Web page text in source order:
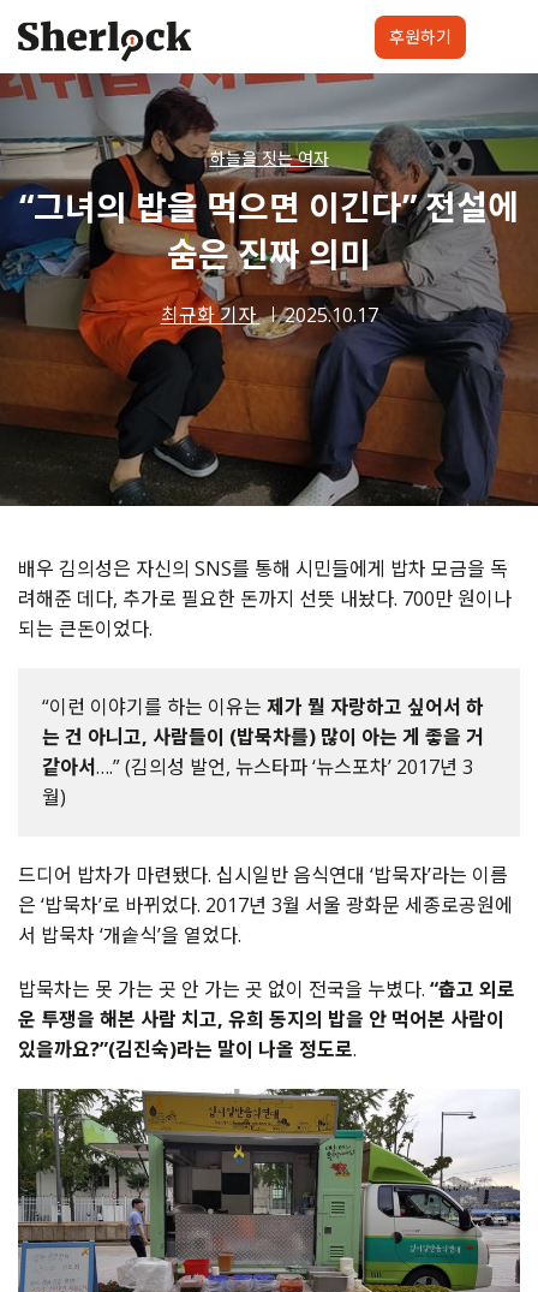
content
셜록요원 프로젝트
후원하기
하늘을 짓는 여자
“그녀의 밥을 먹으면 이긴다” 전설에
숨은 진짜 의미
최규화 기자 2025.10.17
배우 김의성은 자신의 SNS를 통해 시민들에게 밥차 모금을 독
려해준 데다, 추가로 필요한 돈까지 선뜻 내놨다. 700만 원이나
되는 큰돈이었다.
“이런 이야기를 하는 이유는 제가 뭘 자랑하고 싶어서 하
는 건 아니고, 사람들이 (밥묵차를) 많이 아는 게 좋을 거
같아서….” (김의성 발언, 뉴스타파 ‘뉴스포차’ 2017년 3
월)
드디어 밥차가 마련됐다. 십시일반 음식연대 ‘밥묵자’라는 이름
은 ‘밥묵차’로 바뀌었다. 2017년 3월 서울 광화문 세종로공원에
서 밥묵차 ‘개솥식’을 열었다.
밥묵차는 못 가는 곳 안 가는 곳 없이 전국을 누볐다. “춥고 외로
운 투쟁을 해본 사람 치고, 유희 동지의 밥을 안 먹어본 사람이
있을까요?”(김진숙)라는 말이 나올 정도로.